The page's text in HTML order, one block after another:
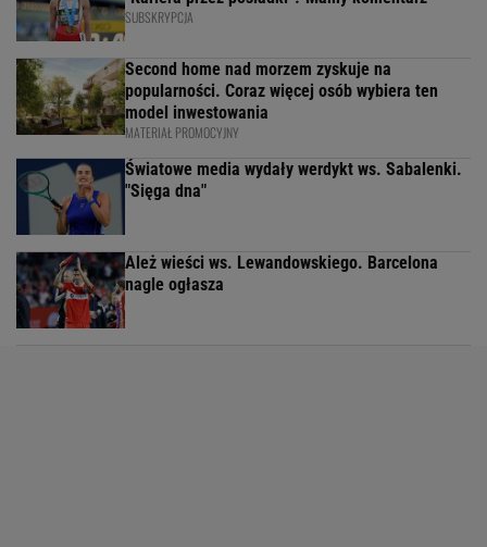
SUBSKRYPCJA
Second home nad morzem zyskuje na
popularności. Coraz więcej osób wybiera ten
model inwestowania
MATERIAŁ PROMOCYJNY
Światowe media wydały werdykt ws. Sabalenki.
"Sięga dna"
Ależ wieści ws. Lewandowskiego. Barcelona
nagle ogłasza